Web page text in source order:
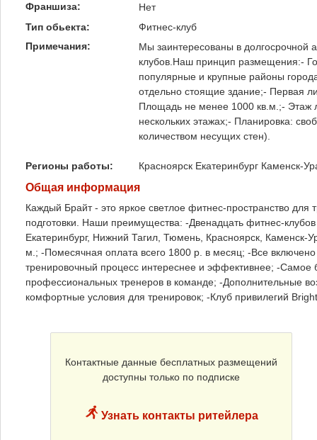
Франшиза:
Нет
Тип обьекта:
Фитнес-клуб
Примечания:
Мы заинтересованы в долгосрочной
клубов.Наш принцип размещения:-
популярные и крупные районы
отдельно стоящие здание;- Первая
Площадь не менее 1000 кв.м.;- Этаж
нескольких этажах;- Планировка:
количеством несущих стен).
Регионы работы: Красноярск Екатеринбург Каменск-
Общая информация
Каждый Брайт - это яркое светлое фитнес-пространство
подготовки. Наши преимущества: -Двенадцать фитнес-
Екатеринбург, Нижний Тагил, Тюмень, Красноярск, Каменск-
м.; -Помесячная оплата всего 1800 р. в месяц; -Все
тренировочный процесс интереснее и эффективнее; -
профессиональных тренеров в команде; -Дополнительные
комфортные условия для тренировок; -Клуб привилегий
Контактные данные бесплатных размещений
доступны только по подписке
Узнать контакты ритейлера